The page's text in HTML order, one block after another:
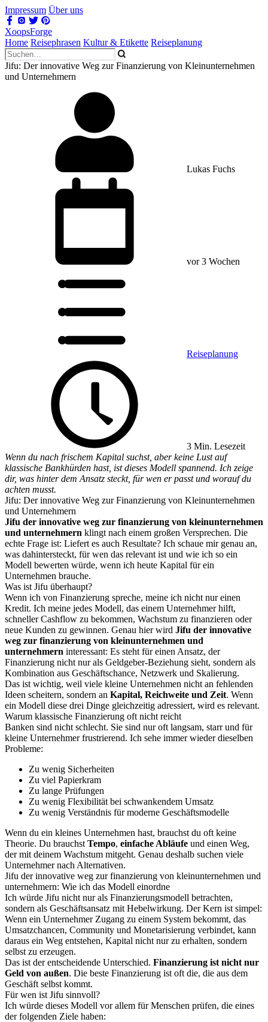
Impressum Über uns
XoopsForge
Home Reisephrasen Kultur & Etikette Reiseplanung
Jifu: Der innovative Weg zur Finanzierung von Kleinunternehmen
und Unternehmern
Lukas Fuchs
vor 3 Wochen
Reiseplanung
3 Min. Lesezeit
Wenn du nach frischem Kapital suchst, aber keine Lust auf
klassische Bankhürden hast, ist dieses Modell spannend. Ich zeige
dir, was hinter dem Ansatz steckt, für wen er passt und worauf du
achten musst.
Jifu: Der innovative Weg zur Finanzierung von Kleinunternehmen
und Unternehmern
Jifu der innovative weg zur finanzierung von kleinunternehmen
und unternehmern klingt nach einem großen Versprechen. Die
echte Frage ist: Liefert es auch Resultate? Ich schaue mir genau an,
was dahintersteckt, für wen das relevant ist und wie ich so ein
Modell bewerten würde, wenn ich heute Kapital für ein
Unternehmen brauche.
Was ist Jifu überhaupt?
Wenn ich von Finanzierung spreche, meine ich nicht nur einen
Kredit. Ich meine jedes Modell, das einem Unternehmer hilft,
schneller Cashflow zu bekommen, Wachstum zu finanzieren oder
neue Kunden zu gewinnen. Genau hier wird Jifu der innovative
weg zur finanzierung von kleinunternehmen und
unternehmern interessant: Es steht für einen Ansatz, der
Finanzierung nicht nur als Geldgeber-Beziehung sieht, sondern als
Kombination aus Geschäftschance, Netzwerk und Skalierung.
Das ist wichtig, weil viele kleine Unternehmen nicht an fehlenden
Ideen scheitern, sondern an Kapital, Reichweite und Zeit. Wenn
ein Modell diese drei Dinge gleichzeitig adressiert, wird es relevant.
Warum klassische Finanzierung oft nicht reicht
Banken sind nicht schlecht. Sie sind nur oft langsam, starr und für
kleine Unternehmer frustrierend. Ich sehe immer wieder dieselben
Probleme:
Zu wenig Sicherheiten
Zu viel Papierkram
Zu lange Prüfungen
Zu wenig Flexibilität bei schwankendem Umsatz
Zu wenig Verständnis für moderne Geschäftsmodelle
Wenn du ein kleines Unternehmen hast, brauchst du oft keine
Theorie. Du brauchst Tempo, einfache Abläufe und einen Weg,
der mit deinem Wachstum mitgeht. Genau deshalb suchen viele
Unternehmer nach Alternativen.
Jifu der innovative weg zur finanzierung von kleinunternehmen und
unternehmern: Wie ich das Modell einordne
Ich würde Jifu nicht nur als Finanzierungsmodell betrachten,
sondern als Geschäftsansatz mit Hebelwirkung. Der Kern ist simpel:
Wenn ein Unternehmer Zugang zu einem System bekommt, das
Umsatzchancen, Community und Monetarisierung verbindet, kann
daraus ein Weg entstehen, Kapital nicht nur zu erhalten, sondern
selbst zu erzeugen.
Das ist der entscheidende Unterschied. Finanzierung ist nicht nur
Geld von außen. Die beste Finanzierung ist oft die, die aus dem
Geschäft selbst kommt.
Für wen ist Jifu sinnvoll?
Ich würde dieses Modell vor allem für Menschen prüfen, die eines
der folgenden Ziele haben: